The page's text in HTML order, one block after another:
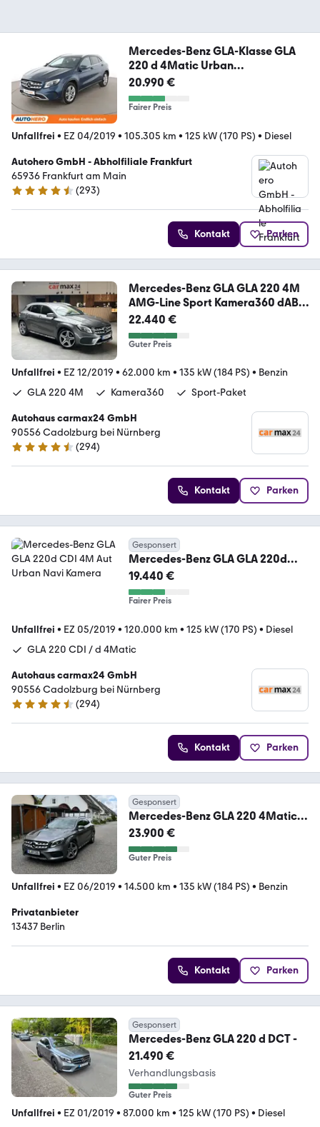
Mercedes-Benz GLA-Klasse GLA
220 d 4Matic Urban
Aut.*NAVI*LED*
20.990 €
Fairer Preis
Unfallfrei • EZ 04/2019 • 105.305 km • 125 kW (170 PS) • Diesel
Autohero GmbH - Abholfiliale Frankfurt
65936 Frankfurt am Main
4.6 Sterne
(293)
Kontakt Parken
Mercedes-Benz GLA GLA 220 4M
AMG-Line Sport Kamera360 dAB
LED
22.440 €
Guter Preis
Unfallfrei • EZ 12/2019 • 62.000 km • 135 kW (184 PS) • Benzin
GLA 220 4M
Kamera360 Sport-Paket
Autohaus carmax24 GmbH
90556 Cadolzburg bei Nürnberg
4.7 Sterne
(294)
Kontakt Parken
Gesponsert
Mercedes-Benz GLA GLA 220d
CDI 4M Aut Urban Navi Kamera
19.440 €
Fairer Preis
Unfallfrei • EZ 05/2019 • 120.000 km • 125 kW (170 PS) • Diesel
GLA 220 CDI / d 4Matic
Autohaus carmax24 GmbH
90556 Cadolzburg bei Nürnberg
4.7 Sterne
(294)
Kontakt Parken
Gesponsert
Mercedes-Benz GLA 220 4Matic
AMG Line 360 Grad LED
23.900 €
Guter Preis
Unfallfrei • EZ 06/2019 • 14.500 km • 135 kW (184 PS) • Benzin
Privatanbieter
13437 Berlin
Kontakt Parken
Gesponsert
Mercedes-Benz GLA 220 d DCT -
21.490 €
Verhandlungsbasis
Guter Preis
Unfallfrei • EZ 01/2019 • 87.000 km • 125 kW (170 PS) • Diesel